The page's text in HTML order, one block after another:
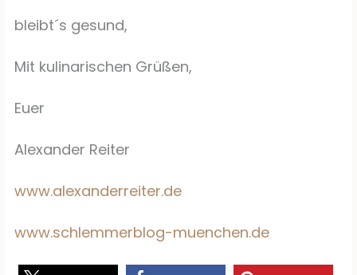
bleibt´s gesund,
Mit kulinarischen Grüßen,
Euer
Alexander Reiter
www.alexanderreiter.de
www.schlemmerblog-muenchen.de